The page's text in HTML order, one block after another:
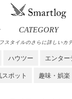
CATEGORY
スタイルのさらに詳しいカ
ハウツー
エンター
スポット 趣味・娯楽